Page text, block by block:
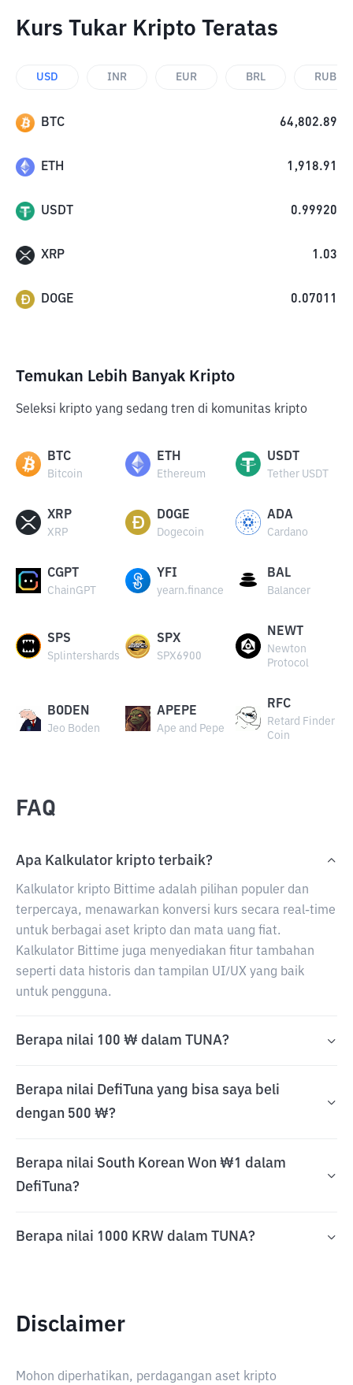
Kurs Tukar Kripto Teratas
USD INR EUR BRL RUB
BTC 64,802.89
ETH 1,918.91
USDT 0.99920
XRP 1.03
DOGE 0.07011
Temukan Lebih Banyak Kripto
Seleksi kripto yang sedang tren di komunitas kripto
BTC
Bitcoin
ETH
Ethereum
USDT
Tether USDT
XRP
XRP
DOGE
Dogecoin
ADA
Cardano
CGPT
ChainGPT
YFI
yearn.finance
BAL
Balancer
SPS
Splintershards
SPX
SPX6900
NEWT
Newton
Protocol
BODEN
Jeo Boden
APEPE
Ape and Pepe
RFC
Retard Finder
Coin
FAQ
Apa Kalkulator kripto terbaik?
Kalkulator kripto Bittime adalah pilihan populer dan
terpercaya, menawarkan konversi kurs secara real-time
untuk berbagai aset kripto dan mata uang fiat.
Kalkulator Bittime juga menyediakan fitur tambahan
seperti data historis dan tampilan UI/UX yang baik
untuk pengguna.
Berapa nilai 100 ₩ dalam TUNA?
Berapa nilai DefiTuna yang bisa saya beli
dengan 500 ₩?
Berapa nilai South Korean Won ₩1 dalam
DefiTuna?
Berapa nilai 1000 KRW dalam TUNA?
Disclaimer
Mohon diperhatikan, perdagangan aset kripto